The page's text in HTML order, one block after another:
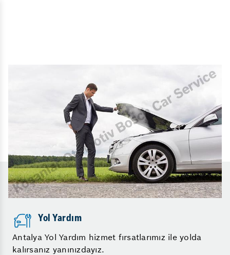
Yol Yardım
Antalya Yol Yardım hizmet fırsatlarımız ile yolda
kalırsanız yanınızdayız.